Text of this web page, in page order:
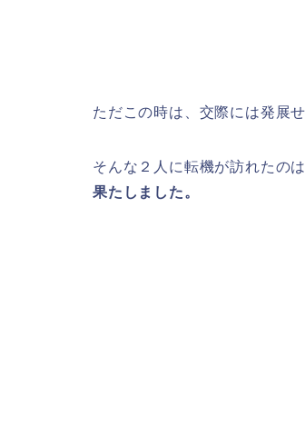
ただこの時は、交際には発展
そんな２人に転機が訪れたの
果たしました。